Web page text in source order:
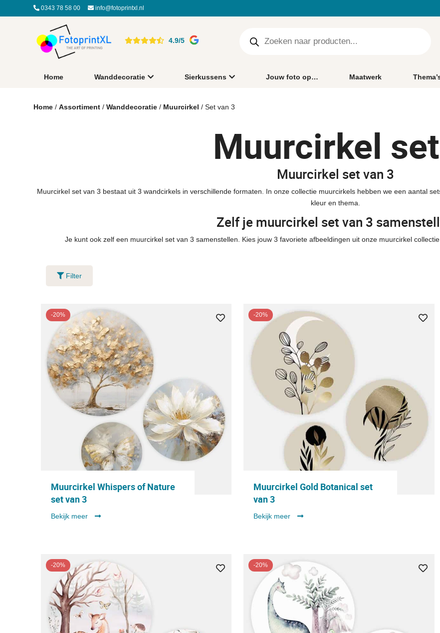
0343 78 58 00 info@fotoprintxl.nl
4.9/5
Home Wanddecoratie Sierkussens Jouw foto op… Maatwerk
Home /Assortiment /Wanddecoratie / Muurcirkel / Set van 3
Muurcirkel
Muurcirkel set van 3
Muurcirkel set van 3 bestaat uit 3 wandcirkels in verschillende formaten. In onze collectie muurcirkels hebben we een aantal
kleur en thema.
Zelf je muurcirkel set van 3
Je kunt ook zelf een muurcirkel set van 3 samenstellen. Kies jouw 3 favoriete afbeeldingen uit onze muurcirkel
Filter
-20%
Muurcirkel Whispers of Nature
set van 3
Bekijk meer
-20%
Muurcirkel Gold Botanical set
van 3
Bekijk meer
-20% -20%